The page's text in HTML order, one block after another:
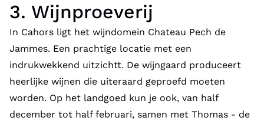
3. Wijnproeverij
In Cahors ligt het wijndomein Chateau Pech de
Jammes. Een prachtige locatie met een
indrukwekkend uitzichtt. De wijngaard produceert
heerlijke wijnen die uiteraard geproefd moeten
worden. Op het landgoed kun je ook, van half
december tot half februari, samen met Thomas - de